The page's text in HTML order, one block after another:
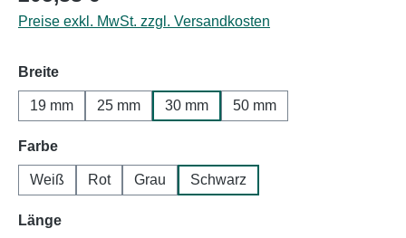
Preise exkl. MwSt. zzgl. Versandkosten
Breiteauswählen
19 mm 25 mm 30 mm 50 mm
Farbeauswählen
Weiß Rot Grau Schwarz
Längeauswählen